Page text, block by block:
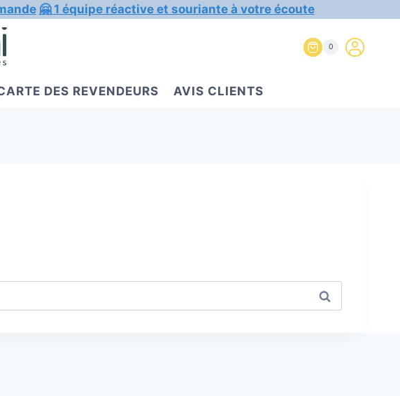
🤗 1 équipe réactive et souriante à votre écoute
0
DES REVENDEURS AVIS CLIENTS